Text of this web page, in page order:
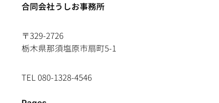
合同会社うしお事務所
〒329-2726
栃木県那須塩原市扇町5-1
TEL 080-1328-4546